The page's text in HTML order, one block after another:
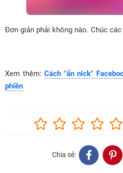
Đơn giản phải không nào. Chúc
Xem thêm:Cách "ẩn nick"
phiền
Chia sẻ: